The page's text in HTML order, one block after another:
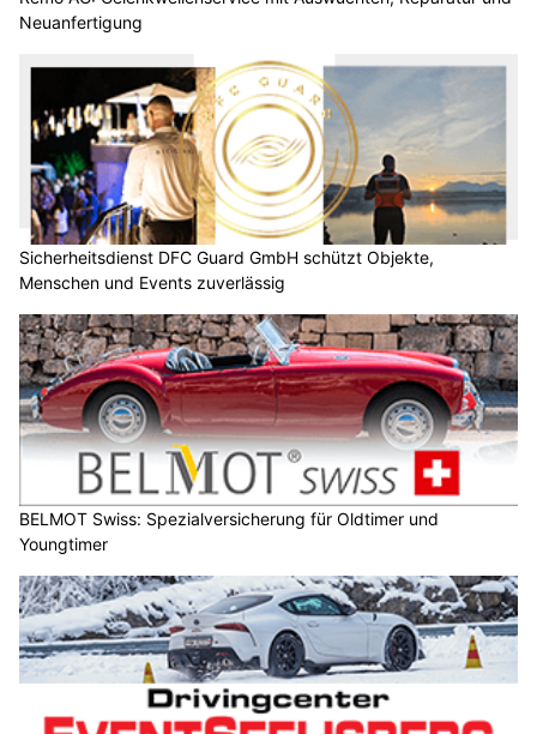
Neuanfertigung
Sicherheitsdienst DFC Guard GmbH schützt Objekte,
Menschen und Events zuverlässig
BELMOT Swiss: Spezialversicherung für Oldtimer und
Youngtimer